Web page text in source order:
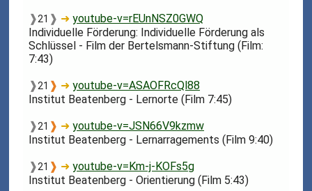
❱21 ❱ ➜youtube-v=rEUnNSZ0GWQ
Individuelle Förderung: Individuelle Förderung als
Schlüssel - Film der Bertelsmann-Stiftung (Film:
7:43)
❱21 ❱ ➜youtube-v=ASAOFRcQl88
Institut Beatenberg - Lernorte (Film 7:45)
❱21 ❱ ➜youtube-v=JSN66V9kzmw
Institut Beatenberg - Lernarragements (Film 9:40)
❱21 ❱ ➜youtube-v=Km-j-KOFs5g
Institut Beatenberg - Orientierung (Film 5:43)